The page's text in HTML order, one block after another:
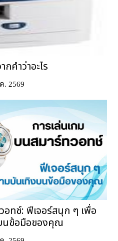
กคำว่าอะไร
. 2569
อทช์: ฟีเจอร์สนุก ๆ เพื่อ
นข้อมือของคุณ